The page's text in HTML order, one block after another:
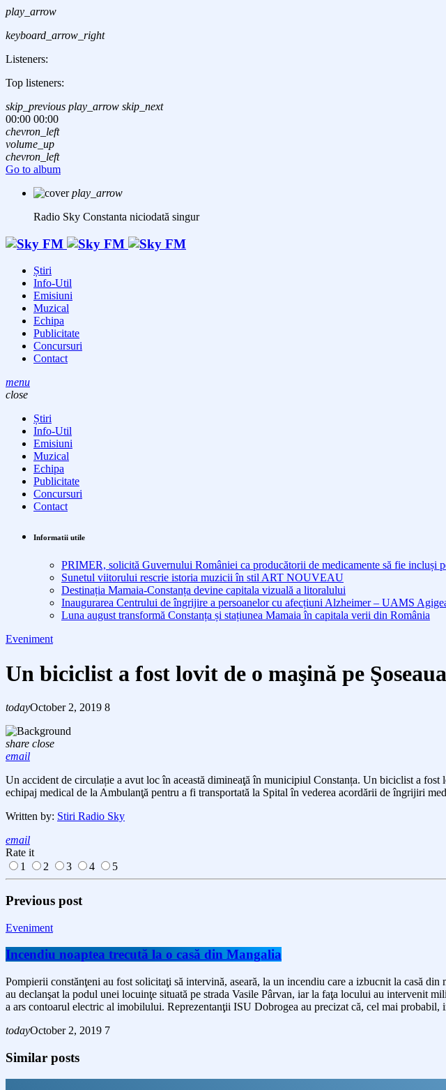
play_arrow
keyboard_arrow_right
Listeners:
Top listeners:
skip_previous play_arrow skip_next
00:00 00:00
chevron_left
volume_up
chevron_left
Go to album
play_arrow
Radio Sky Constanta niciodată singur
Știri
Info-Util
Emisiuni
Muzical
Echipa
Publicitate
Concursuri
Contact
menu
close
Știri
Info-Util
Emisiuni
Muzical
Echipa
Publicitate
Concursuri
Contact
Informatii utile
PRIMER, solicită Guvernului României ca producătorii de medicamente să fie incluși
Sunetul viitorului rescrie istoria muzicii în stil ART NOUVEAU
Destinația Mamaia-Constanța devine capitala vizuală a litoralului
Inaugurarea Centrului de îngrijire a persoanelor cu afecțiuni Alzheimer – UAMS
Luna august transformă Constanța și stațiunea Mamaia în capitala verii din România
Eveniment
Un biciclist a fost lovit de o maşină pe
todayOctober 2, 2019 8
share close
email
Un accident de circulație a avut loc în această dimineaţă în municipiul Constanța. Un biciclist a
echipaj medical de la Ambulanţă pentru a fi transportată la Spital în vederea acordării de îngrijiri
Written by: Stiri Radio Sky
email
Rate it
1
2 3 4 5
Previous post
Eveniment
Incendiu noaptea trecută la o casă din Mangalia
Pompierii constănţeni au fost solicitaţi să intervină, aseară, la un incendiu care a izbucnit la casă
au declanşat la podul unei locuinţe situată pe strada Vasile Pârvan, iar la faţa locului au intervenit
a ars contoarul electric al imobilului. Reprezentanţii ISU Dobrogea au precizat că, cel mai
todayOctober 2, 2019 7
Similar posts